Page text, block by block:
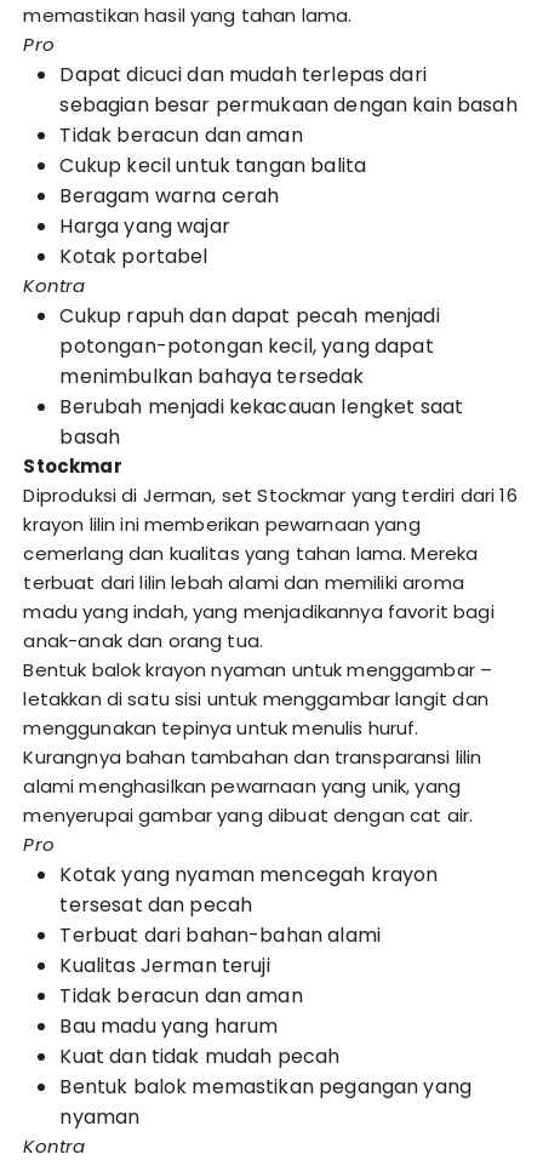
memastikan hasil yang tahan lama.
Pro
Dapat dicuci dan mudah terlepas dari
sebagian besar permukaan dengan kain basah
Tidak beracun dan aman
Cukup kecil untuk tangan balita
Beragam warna cerah
Harga yang wajar
Kotak portabel
Kontra
Cukup rapuh dan dapat pecah menjadi
potongan-potongan kecil, yang dapat
menimbulkan bahaya tersedak
Berubah menjadi kekacauan lengket saat
basah
Stockmar
Diproduksi di Jerman, set Stockmar yang terdiri dari 16
krayon lilin ini memberikan pewarnaan yang
cemerlang dan kualitas yang tahan lama. Mereka
terbuat dari lilin lebah alami dan memiliki aroma
madu yang indah, yang menjadikannya favorit bagi
anak-anak dan orang tua.
Bentuk balok krayon nyaman untuk menggambar –
letakkan di satu sisi untuk menggambar langit dan
menggunakan tepinya untuk menulis huruf.
Kurangnya bahan tambahan dan transparansi lilin
alami menghasilkan pewarnaan yang unik, yang
menyerupai gambar yang dibuat dengan cat air.
Pro
Kotak yang nyaman mencegah krayon
tersesat dan pecah
Terbuat dari bahan-bahan alami
Kualitas Jerman teruji
Tidak beracun dan aman
Bau madu yang harum
Kuat dan tidak mudah pecah
Bentuk balok memastikan pegangan yang
nyaman
Kontra